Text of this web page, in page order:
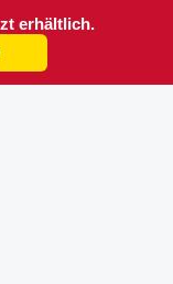
erhältlich.